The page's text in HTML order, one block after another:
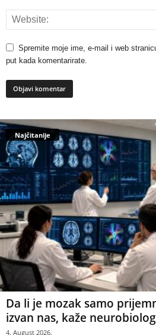
Spremite moje ime, e-mail i web
put kada komentarirate.
Najčitanije
Da li je mozak samo
izvan nas, kaže neurobiolog
4. August 2026.